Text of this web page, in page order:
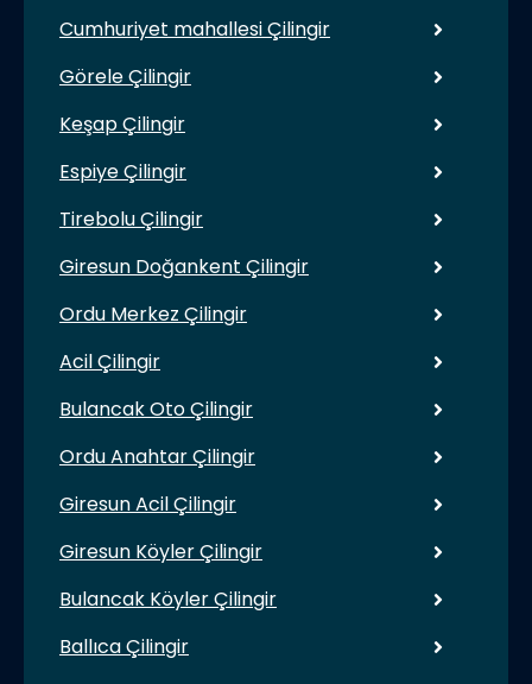
Cumhuriyet mahallesi Çilingir
Görele Çilingir
Keşap Çilingir
Espiye Çilingir
Tirebolu Çilingir
Giresun Doğankent Çilingir
Ordu Merkez Çilingir
Acil Çilingir
Bulancak Oto Çilingir
Ordu Anahtar Çilingir
Giresun Acil Çilingir
Giresun Köyler Çilingir
Bulancak Köyler Çilingir
Ballıca Çilingir